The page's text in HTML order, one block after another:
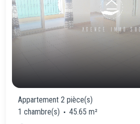
Appartement 2 pièce(s)
1 chambre(s)
45.65 m²